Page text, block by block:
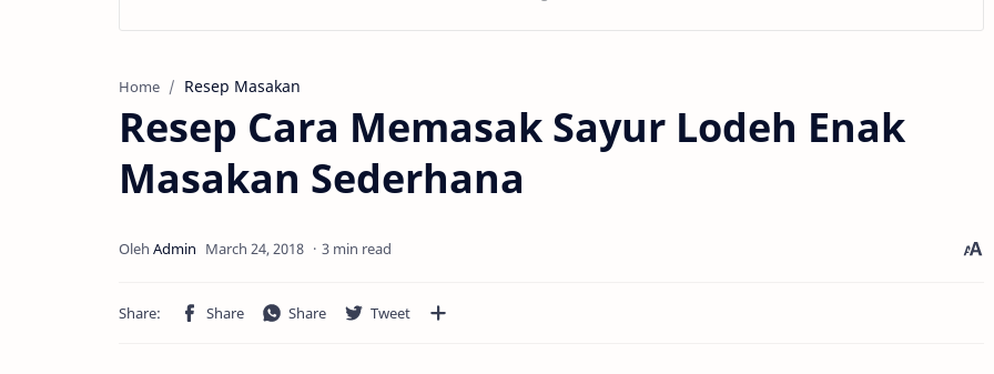
Home Resep Masakan
Resep Cara Memasak Sayur Lodeh Enak
Masakan Sederhana
3 min read